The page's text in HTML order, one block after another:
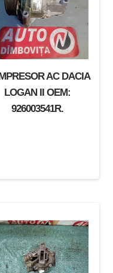
AC DACIA
LOGAN II OEM:
926003541R.